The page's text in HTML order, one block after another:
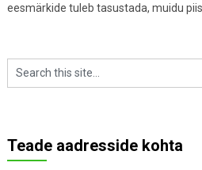
eesmärkide tuleb tasustada, muidu
Teade aadresside kohta